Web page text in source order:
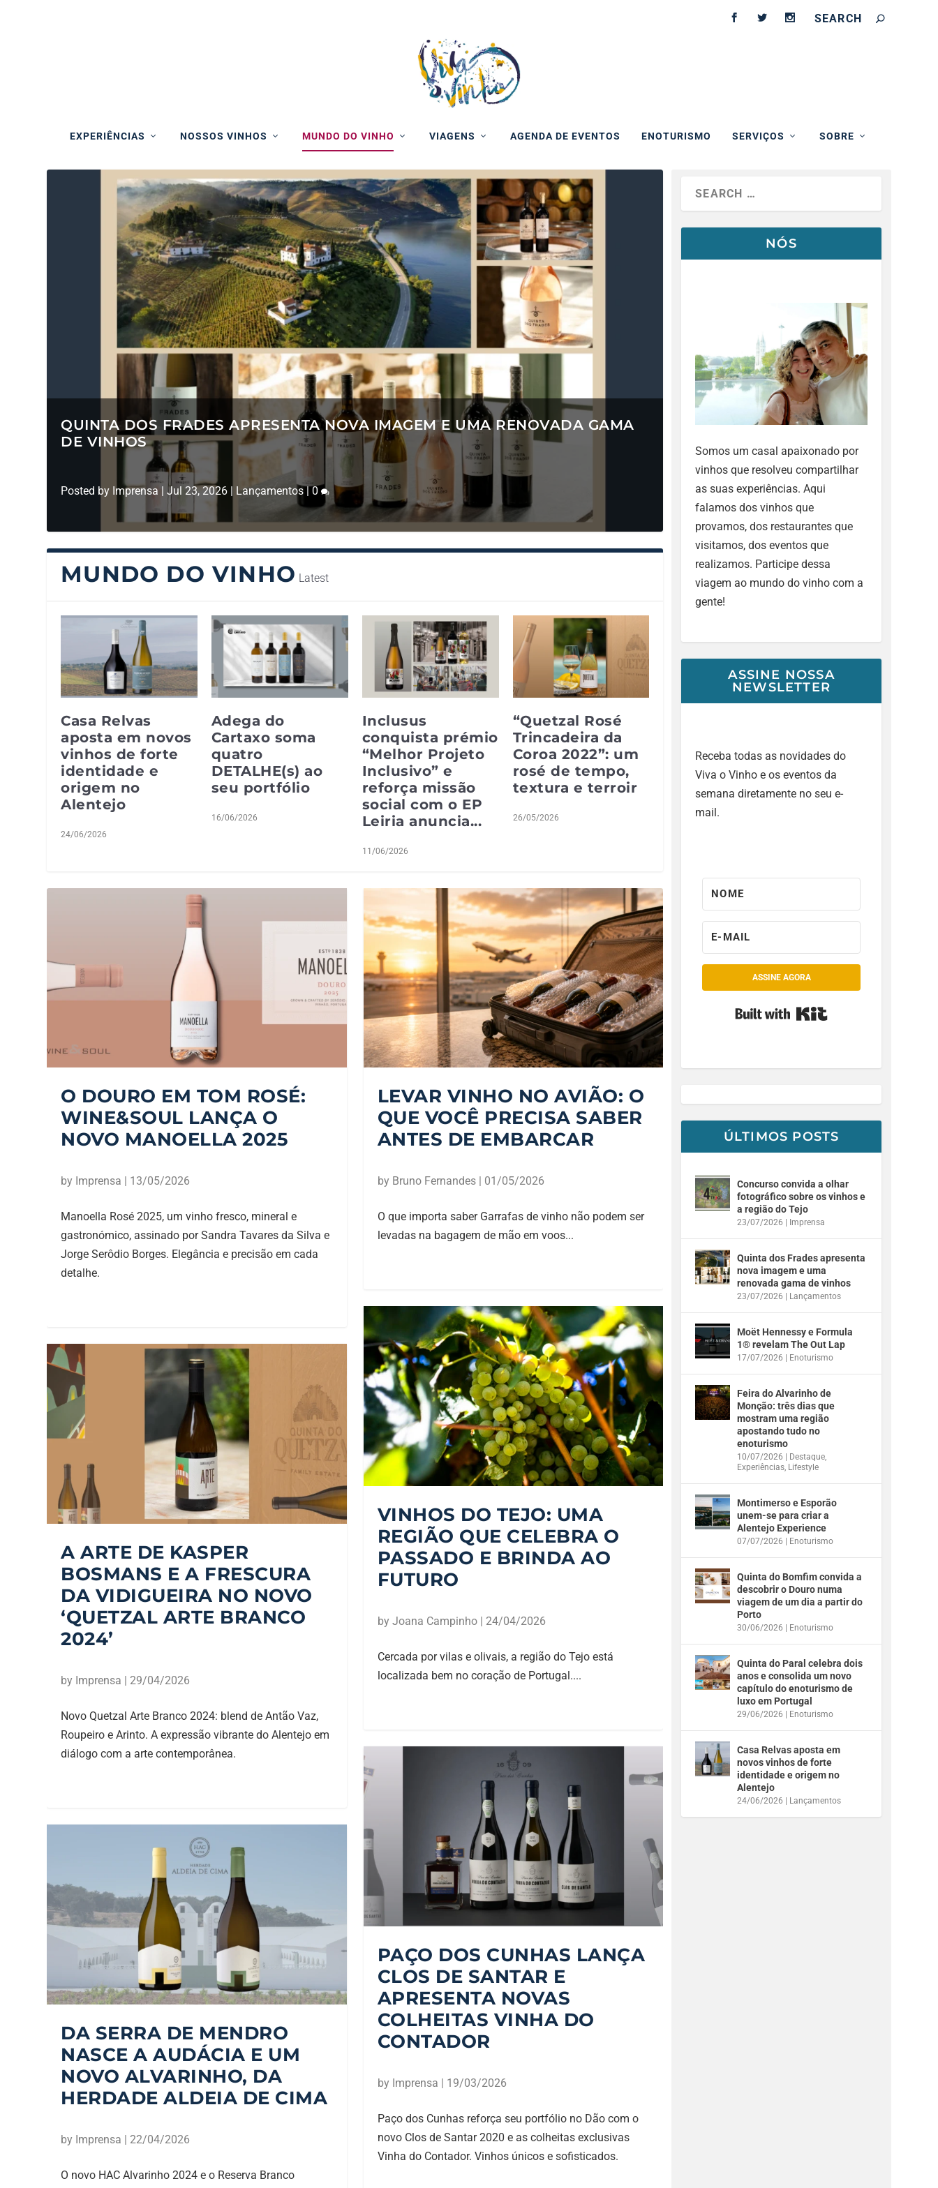
EXPERIÊNCIAS NOSSOS VINHOS MUNDO DO VINHO VIAGENS AGENDA DE EVENTOS ENOTURISMO SERVIÇOS SOBRE
QUINTA DOS FRADES APRESENTA NOVA IMAGEM E UMA RENOVADA GAMA
DE VINHOS
Posted by Imprensa |Jul 23, 2026 Lançamentos |0
MUNDO DO VINHO Latest
Casa Relvas
aposta em novos
vinhos de forte
identidade e
origem no
Alentejo
24/06/2026
Adega do
Cartaxo soma
quatro
DETALHE(s) ao
seu portfólio
16/06/2026
Inclusus
conquista prémio
“Melhor Projeto
Inclusivo” e
reforça missão
social com o EP
Leiria anuncia...
11/06/2026
“Quetzal Rosé
Trincadeira da
Coroa 2022”: um
rosé de tempo,
textura e terroir
26/05/2026
O DOURO EM TOM ROSÉ:
WINE&SOUL LANÇA O
NOVO MANOELLA 2025
by Imprensa 13/05/2026
Manoella Rosé 2025, um vinho fresco, mineral e
gastronómico, assinado por Sandra Tavares da Silva e
Jorge Serôdio Borges. Elegância e precisão em cada
detalhe.
A ARTE DE KASPER
BOSMANS E A FRESCURA
DA VIDIGUEIRA NO NOVO
‘QUETZAL ARTE BRANCO
2024’
by Imprensa |29/04/2026
Novo Quetzal Arte Branco 2024: blend de Antão Vaz,
Roupeiro e Arinto. A expressão vibrante do Alentejo em
diálogo com a arte contemporânea.
DA SERRA DE MENDRO
NASCE A AUDÁCIA E UM
NOVO ALVARINHO, DA
HERDADE ALDEIA DE CIMA
by Imprensa |22/04/2026
O novo HAC Alvarinho 2024 e o Reserva Branco
LEVAR VINHO NO AVIÃO: O
QUE VOCÊ PRECISA SABER
ANTES DE EMBARCAR
by Bruno Fernandes| 01/05/2026
O que importa saber Garrafas de vinho não podem ser
levadas na bagagem de mão em voos...
VINHOS DO TEJO: UMA
REGIÃO QUE CELEBRA O
PASSADO E BRINDA AO
FUTURO
by Joana Campinho| 24/04/2026
Cercada por vilas e olivais, a região do Tejo está
localizada bem no coração de Portugal....
PAÇO DOS CUNHAS LANÇA
CLOS DE SANTAR E
APRESENTA NOVAS
COLHEITAS VINHA DO
CONTADOR
by Imprensa | 19/03/2026
Paço dos Cunhas reforça seu portfólio no Dão com o
novo Clos de Santar 2020 e as colheitas exclusivas
Vinha do Contador. Vinhos únicos e sofisticados.
NÓS
Somos um casal apaixonado por
vinhos que resolveu compartilhar
as suas experiências. Aqui
falamos dos vinhos que
provamos, dos restaurantes que
visitamos, dos eventos que
realizamos. Participe dessa
viagem ao mundo do vinho com a
gente!
ASSINE NOSSA
NEWSLETTER
Receba todas as novidades do
Viva o Vinho e os eventos da
semana diretamente no seu e-
mail.
ASSINE AGORA
ÚLTIMOS POSTS
Concurso convida a olhar
fotográfico sobre os vinhos e
a região do Tejo
23/07/2026 | Imprensa
Quinta dos Frades apresenta
nova imagem e uma
renovada gama de vinhos
23/07/2026 | Lançamentos
Moët Hennessy e Formula
1® revelam The Out Lap
17/07/2026 | Enoturismo
Feira do Alvarinho de
Monção: três dias que
mostram uma região
apostando tudo no
enoturismo
10/07/2026 | Destaque,
Experiências, Lifestyle
Montimerso e Esporão
unem-se para criar a
Alentejo Experience
07/07/2026 | Enoturismo
Quinta do Bomfim convida a
descobrir o Douro numa
viagem de um dia a partir do
Porto
30/06/2026 | Enoturismo
Quinta do Paral celebra dois
anos e consolida um novo
capítulo do enoturismo de
luxo em Portugal
29/06/2026 | Enoturismo
Casa Relvas aposta em
novos vinhos de forte
identidade e origem no
Alentejo
24/06/2026 | Lançamentos